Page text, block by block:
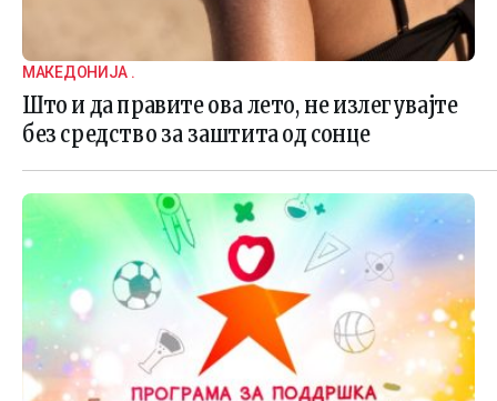
МАКЕДОНИЈА .
Што и да правите ова лето, не излегувајте
без средство за заштита од сонце